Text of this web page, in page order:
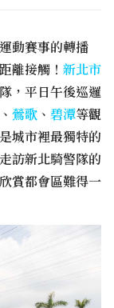
動賽事的轉播
離接觸！ 新北市
，平日午後巡邏
、 鶯歌 、 碧潭等觀
城市裡最獨特的
訪新北騎警隊的
賞都會區難得一